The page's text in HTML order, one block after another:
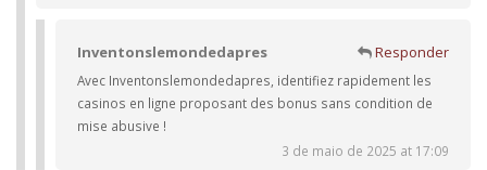
Inventonslemondedapres Responder
Avec Inventonslemondedapres, identifiez rapidement les
casinos en ligne proposant des bonus sans condition de
mise abusive !
3 de maio de 2025 at 17:09